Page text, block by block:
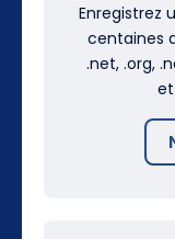
Enregistrez
centaines
.net, .org,